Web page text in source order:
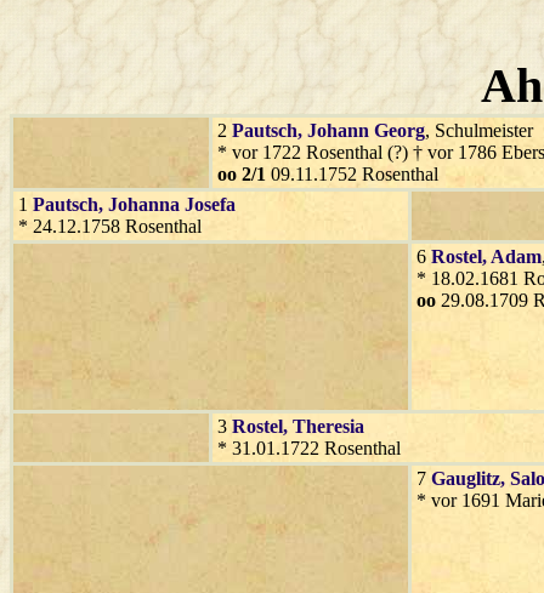
2 Pautsch, Johann Georg, Schulmeister
* vor 1722 Rosenthal (?) † vor 1786
oo 2/1 09.11.1752 Rosenthal
1 Pautsch, Johanna Josefa
* 24.12.1758 Rosenthal
6 Rostel, Adam
* 18.02.1681
oo 29.08.1709
3 Rostel, Theresia
* 31.01.1722 Rosenthal
7 Gauglitz,
* vor 1691